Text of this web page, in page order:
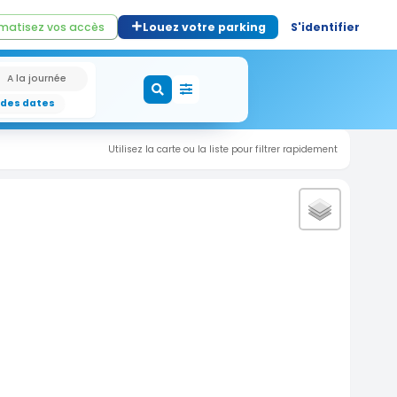
vos accès Louez votre parking S'identifier
A la journée
dates
Utilisez la carte ou la liste pour filtrer rapidement